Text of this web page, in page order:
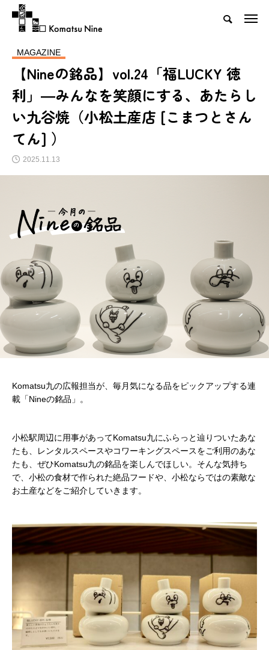
MAGAZINE
【Nineの銘品】vol.24「福LUCKY 徳
利」―みんなを笑顔にする、あたらし
い九谷焼（小松土産店 [こまつとさん
てん] ）
2025.11.13
Komatsu九の広報担当が、毎月気になる品をピックアップする連
載「Nineの銘品」。
小松駅周辺に用事があってKomatsu九にふらっと辿りついたあな
たも、レンタルスペースやコワーキングスペースをご利用のあな
たも、ぜひKomatsu九の銘品を楽しんでほしい。そんな気持ち
で、小松の食材で作られた絶品フードや、小松ならではの素敵な
お土産などをご紹介していきます。